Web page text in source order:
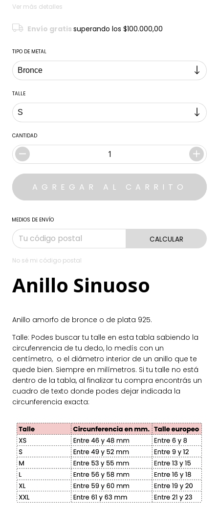
Ver más detalles
Envío gratissuperando los$100.000,00
TIPO DE METAL
TALLE
CANTIDAD
MEDIOS DE ENVÍO
CALCULAR
No sé mi código postal
Anillo Sinuoso
Anillo amorfo de bronce o de plata 925.
Talle: Podes buscar tu talle en esta tabla sabiendo la
circufenrencia de tu dedo, lo medís con un
centímetro, o el diámetro interior de un anillo que te
quede bien. Siempre en milímetros. Si tu talle no está
dentro de la tabla, al finalizar tu compra encontrás un
cuadro de texto donde podes dejar indicada la
circunferencia exacta: